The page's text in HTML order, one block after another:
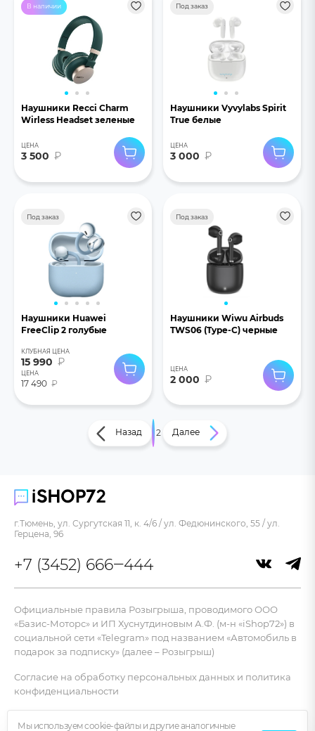
В наличии
Наушники Recci Charm
Wirless Headset зеленые
ЦЕНА
3 500 ₽
Под заказ
Наушники Vyvylabs Spirit
True белые
ЦЕНА
3 000 ₽
Под заказ
Наушники Huawei
FreeClip 2 голубые
КЛУБНАЯ ЦЕНА
15 990 ₽
ЦЕНА
17 490 ₽
Под заказ
Наушники Wiwu Airbuds
TWS06 (Type-C) черные
ЦЕНА
2 000 ₽
Назад 12 Далее
+7 (3452) 666‒444
г.Тюмень, ул. Сургутская 11, к. 4/6 / ул. Федюнинского, 55 / ул.
Герцена, 96
Согласие на обработку персональных данных и политика
конфиденциальности
Официальные правила Розыгрыша, проводимого ООО
«Базис-Моторс» и ИП Хуснутдиновым А.Ф. (м-н «iShop72») в
социальной сети «Telegram» под названием «Автомобиль в
подарок за подписку» (далее – Розыгрыш)
*Meta признана экстремистской организацией.
Мы используем cookie-файлы и другие аналогичные